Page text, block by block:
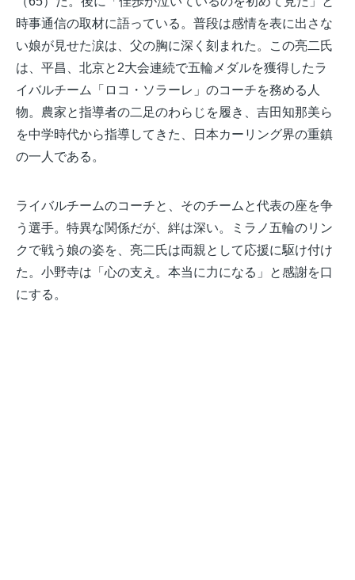
時事通信の取材に語っている 。普段は感情を表に出さな
い娘が見せた涙は、父の胸に深く刻まれた。この亮二氏
は、平昌、北京と2大会連続で五輪メダルを獲得したラ
イバルチーム「ロコ・ソラーレ」のコーチを務める人
物。農家と指導者の二足のわらじを履き、吉田知那美ら
を中学時代から指導してきた、日本カーリング界の重鎮
の一人である。
ライバルチームのコーチと、そのチームと代表の座を争
う選手。特異な関係だが、絆は深い。ミラノ五輪のリン
クで戦う娘の姿を、亮二氏は両親として応援に駆け付け
た。小野寺は「心の支え。本当に力になる」と感謝を口
にする。